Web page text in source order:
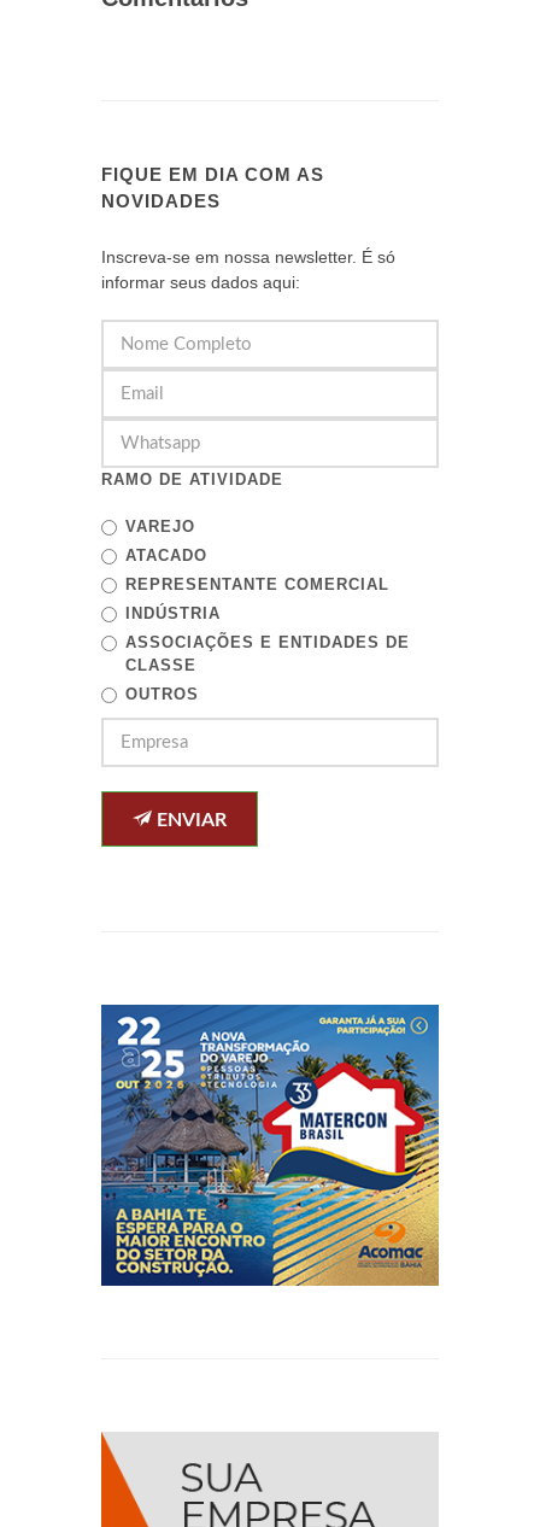
FIQUE EM DIA COM AS
NOVIDADES
Inscreva-se em nossa newsletter. É só
informar seus dados aqui:
RAMO DE ATIVIDADE
VAREJO
ATACADO
REPRESENTANTE COMERCIAL
INDÚSTRIA
ASSOCIAÇÕES E ENTIDADES DE
CLASSE
OUTROS
ENVIAR